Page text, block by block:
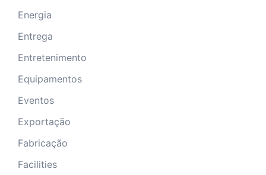
Energia
Entrega
Entretenimento
Equipamentos
Eventos
Exportação
Fabricação
Facilities